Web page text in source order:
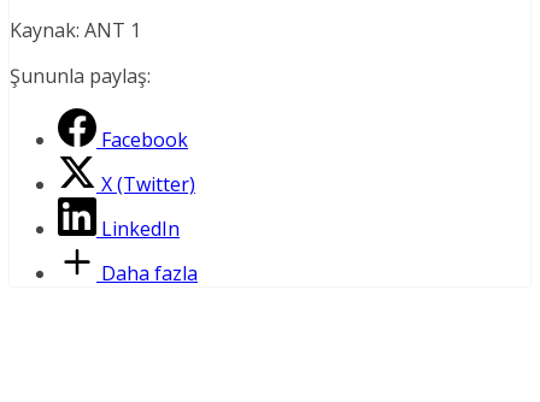
Kaynak: ANT 1
Şununla paylaş:
Facebook
X (Twitter)
LinkedIn
Daha fazla